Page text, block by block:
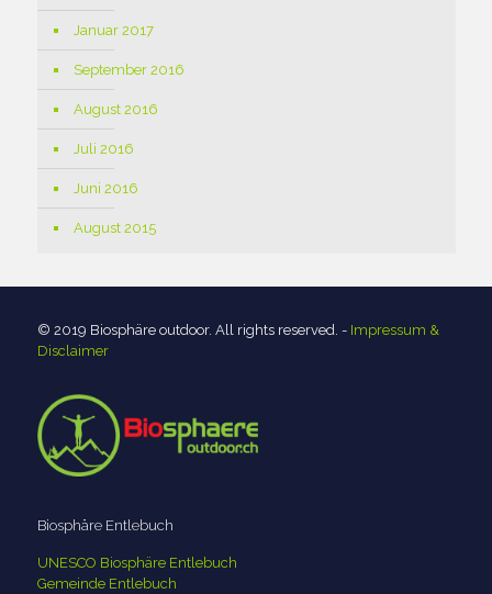
Januar 2017
September 2016
August 2016
Juli 2016
Juni 2016
August 2015
© 2019 Biosphäre outdoor. All rights reserved. - Impressum &
Disclaimer
Biosphäre Entlebuch
UNESCO Biosphäre Entlebuch
Gemeinde Entlebuch